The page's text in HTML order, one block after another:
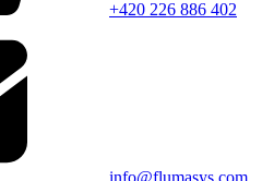
+420 226 886 402
info@flumasys.com